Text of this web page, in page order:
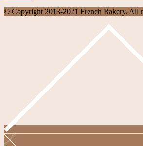
© Copyright 2013-2021 French Bakery. All